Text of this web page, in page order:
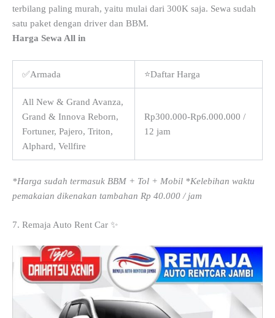
terbilang paling murah, yaitu mulai dari 300K saja. Sewa sudah
satu paket dengan driver dan BBM.
Harga Sewa All in
✅Armada ⭐Daftar Harga
All New & Grand Avanza,
Grand & Innova Reborn,
Fortuner, Pajero, Triton,
Alphard, Vellfire
Rp300.000-Rp6.000.000 /
12 jam
*Harga sudah termasuk BBM + Tol + Mobil *Kelebihan waktu
pemakaian dikenakan tambahan Rp 40.000 / jam
7. Remaja Auto Rent Car ✨